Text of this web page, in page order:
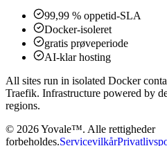
99,99 % oppetid-SLA
Docker-isoleret
gratis prøveperiode
AI-klar hosting
All sites run in isolated Docker
Traefik. Infrastructure powered by
regions.
© 2026Yovale™. Alle rettigheder
forbeholdes.Servicevilkår